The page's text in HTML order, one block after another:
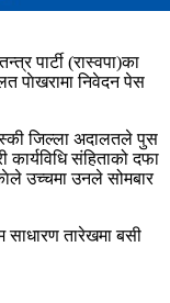
पार्टी (रास्वपा)का
पाेखरामा निवेदन पेस
जिल्ला अदालतले पुस
संहिताको दफा
उच्चमा उनले सोमबार
तारेखमा बसी